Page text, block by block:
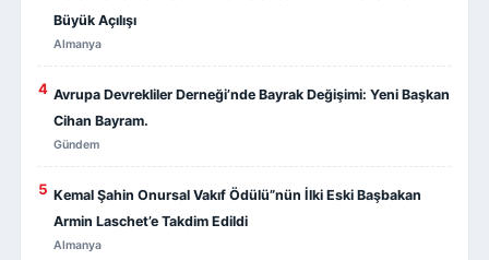
Büyük Açılışı
Almanya
4 Avrupa Devrekliler Derneği’nde Bayrak Değişimi: Yeni Başkan
Cihan Bayram.
Gündem
5 Kemal Şahin Onursal Vakıf Ödülü”nün İlki Eski Başbakan
Armin Laschet’e Takdim Edildi
Almanya